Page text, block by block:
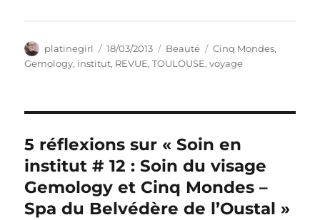
Auteur
platinegirl
Publié
le
18/03/2013 Catégories
Beauté Étiquettes
Cinq Mondes,
Gemology, institut, REVUE,TOULOUSE,voyage
5 réflexions sur « Soin en
institut # 12 : Soin du visage
Gemology et Cinq Mondes –
Spa du Belvédère de l’Oustal »